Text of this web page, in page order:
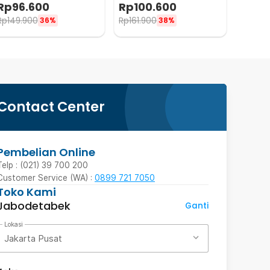
A2AO
96.600
149.900 36%
PO-C6AO
Rp100.600
Rp161.90038%
Center
Online
: (021) 39 700 200
Service (WA) : 0899 721 7050
Kami
Ganti
Lokasi
Jakarta Pusat